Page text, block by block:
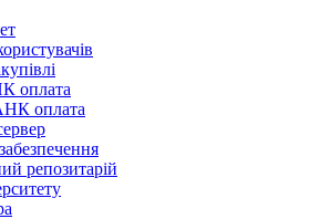
оплата
репозитарій